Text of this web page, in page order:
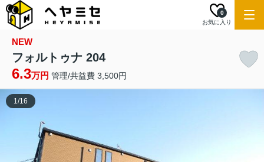
お気に入り
0
NEW
フォルトゥナ 204
6.3万円 管理/共益費 3,500円
1/16